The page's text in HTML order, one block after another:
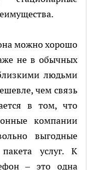
можно хорошо
не в обычных
людьми
чем связь
в том, что
компании
выгодные
услуг. К
– это одна